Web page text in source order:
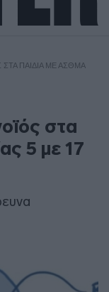
ΠΑΙΔΙΆ ΜΕ ΆΣΘΜΑ
στα
5 με 17